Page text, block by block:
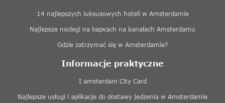
14 najlepszych luksusowych hoteli w Amsterdamie
Najlepsze noclegi na baркach na kanałach Amsterdamu
Gdzie zatrzymać się w Amsterdamie?
Informacje praktyczne
I amsterdam City Card
Najlepsze usługi i aplikacje do dostawy jedzenia w Amsterdamie